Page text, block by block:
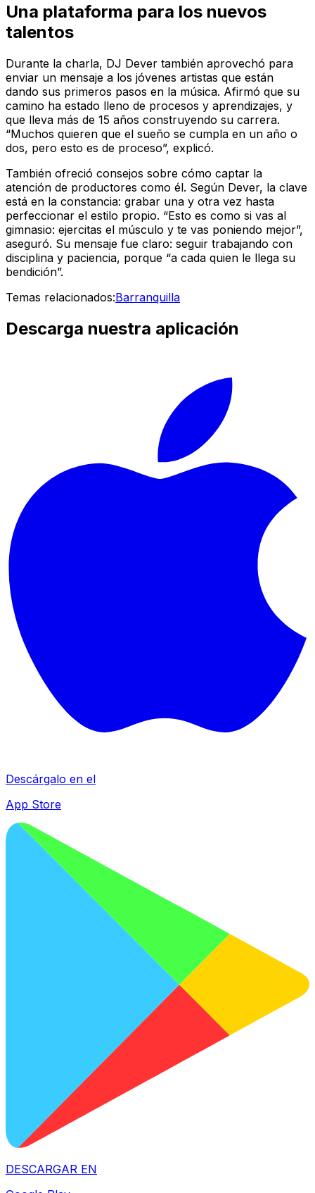
Una plataforma para los nuevos
talentos
Durante la charla, DJ Dever también aprovechó para
enviar un mensaje a los jóvenes artistas que están
dando sus primeros pasos en la música. Afirmó que su
camino ha estado lleno de procesos y aprendizajes, y
que lleva más de 15 años construyendo su carrera.
“Muchos quieren que el sueño se cumpla en un año o
dos, pero esto es de proceso”, explicó.
También ofreció consejos sobre cómo captar la
atención de productores como él. Según Dever, la clave
está en la constancia: grabar una y otra vez hasta
perfeccionar el estilo propio. “Esto es como si vas al
gimnasio: ejercitas el músculo y te vas poniendo mejor”,
aseguró. Su mensaje fue claro: seguir trabajando con
disciplina y paciencia, porque “a cada quien le llega su
bendición”.
Temas relacionados:Barranquilla
Descarga nuestra aplicación
Descárgalo en el
App Store
DESCARGAR EN